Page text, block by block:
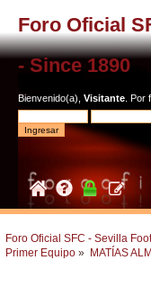
Foro Oficial
- Since 1890
Bienvenido(a), Visitante . Por
Foro Oficial SFC - Sevilla
Primer Equipo » MATÍAS